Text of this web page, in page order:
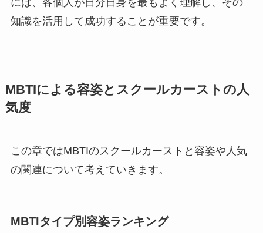
には、各個人が自分自身を最もよく理解し、その
知識を活用して成功することが重要です。
MBTIによる容姿とスクールカーストの人
気度
この章ではMBTIのスクールカーストと容姿や人気
の関連について考えていきます。
MBTIタイプ別容姿ランキング